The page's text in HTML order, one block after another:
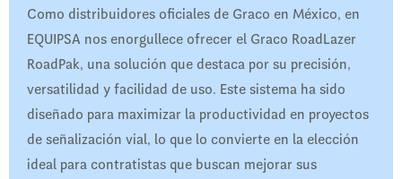
Como distribuidores oficiales de Graco en México, en
EQUIPSA nos enorgullece ofrecer el Graco RoadLazer
RoadPak, una solución que destaca por su precisión,
versatilidad y facilidad de uso. Este sistema ha sido
diseñado para maximizar la productividad en proyectos
de señalización vial, lo que lo convierte en la elección
ideal para contratistas que buscan mejorar sus